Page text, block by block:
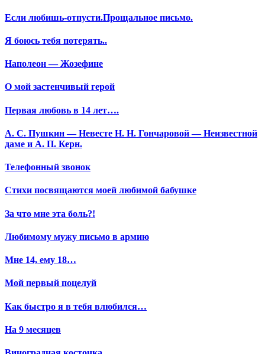
Если любишь-отпусти.Прощальное письмо.
Я боюсь тебя потерять..
Наполеон — Жозефине
О мой застенчивый герой
Первая любовь в 14 лет….
А. С. Пушкин — Невесте Н. Н. Гончаровой — Неизвестной
даме и А. П. Керн.
Телефонный звонок
Стихи посвящаются моей любимой бабушке
За что мне эта боль?!
Любимому мужу письмо в армию
Мне 14, ему 18…
Мой первый поцелуй
Как быстро я в тебя влюбился…
На 9 месяцев